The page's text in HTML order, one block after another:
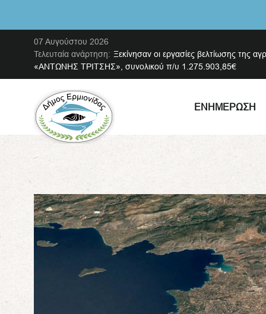
07 Αυγούστου 2026
Τελευταία ανάρτηση: Ξεκίνησαν οι εργασίες βελτίωσης της
«ΑΝΤΩΝΗΣ ΤΡΙΤΣΗΣ», συνολικού π/υ 1.275.903,85€
ΕΝΗΜΈΡΩΣΗ